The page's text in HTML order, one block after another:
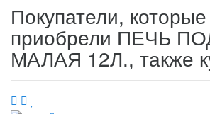
Покупатели, которые
приобрели ПЕЧЬ
МАЛАЯ 12Л., также